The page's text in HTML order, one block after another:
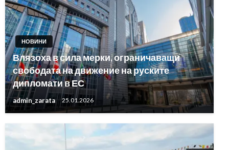
НОВИНИ
Влязоха в сила мерки, ограничаващи
свободата на движение на руските
дипломати в ЕС
admin_zarata 25.01.2026